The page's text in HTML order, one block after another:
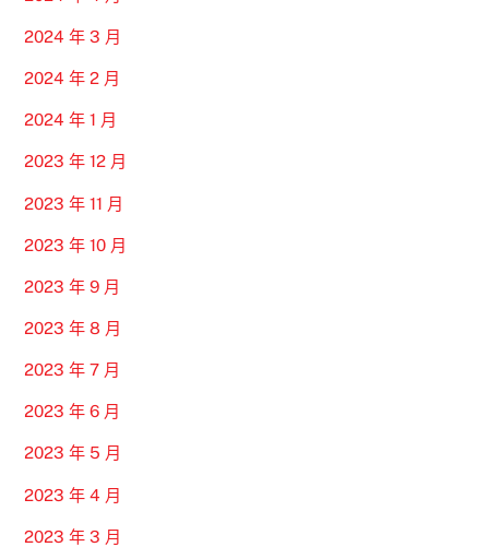
2024 年 3 月
2024 年 2 月
2024 年 1 月
2023 年 12 月
2023 年 11 月
2023 年 10 月
2023 年 9 月
2023 年 8 月
2023 年 7 月
2023 年 6 月
2023 年 5 月
2023 年 4 月
2023 年 3 月